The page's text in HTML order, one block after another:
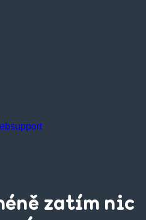
zatím nic